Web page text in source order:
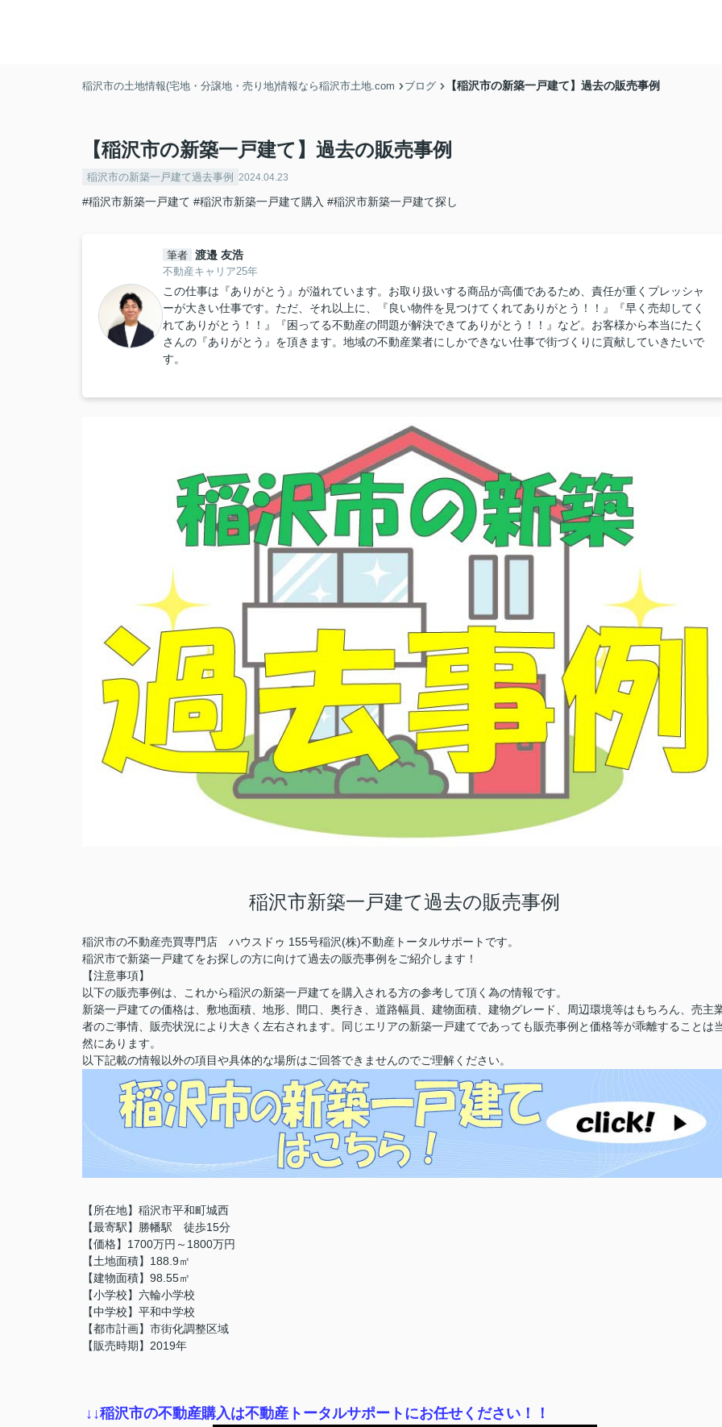
稲沢市の土地情報(宅地・分譲地・売り地)情報なら稲沢市土地.com ブログ 【稲沢市の新築一戸建て】過去の販売事例
【稲沢市の新築一戸建て】過去の販売事例
稲沢市の新築一戸建て過去事例 2024.04.23
#稲沢市新築一戸建て #稲沢市新築一戸建て購入 #稲沢市新築一戸建て探し
筆者 渡邉 友浩
不動産キャリア25年
この仕事は『ありがとう』が溢れています。お取り扱いする商品が高価であるため、責任が重くプレッシャ
ーが大きい仕事です。ただ、それ以上に、『良い物件を見つけてくれてありがとう！！』『早く売却してく
れてありがとう！！』『困ってる不動産の問題が解決できてありがとう！！』など。お客様から本当にたく
さんの『ありがとう』を頂きます。地域の不動産業者にしかできない仕事で街づくりに貢献していきたいで
す。
稲沢市新築一戸建て過去の販売事例
稲沢市の不動産売買専門店 ハウスドゥ 155号稲沢(株)不動産トータルサポートです。
稲沢市で新築一戸建てをお探しの方に向けて過去の販売事例をご紹介します！
【注意事項】
以下の販売事例は、これから稲沢の新築一戸建てを購入される方の参考して頂く為の情報です。
新築一戸建ての価格は、敷地面積、地形、間口、奥行き、道路幅員、建物面積、建物グレード、周辺環境等はもちろん、売主
者のご事情、販売状況により大きく左右されます。同じエリアの新築一戸建てであっても販売事例と価格等が乖離することは
然にあります。
以下記載の情報以外の項目や具体的な場所はご回答できませんのでご理解ください。
【所在地】稲沢市平和町城西
【最寄駅】勝幡駅 徒歩15分
【価格】1700万円～1800万円
【土地面積】188.9㎡
【建物面積】98.55㎡
【小学校】六輪小学校
【中学校】平和中学校
【都市計画】市街化調整区域
【販売時期】2019年
↓ ↓稲沢市の不動産購入は不動産トータルサポートにお任せください！！